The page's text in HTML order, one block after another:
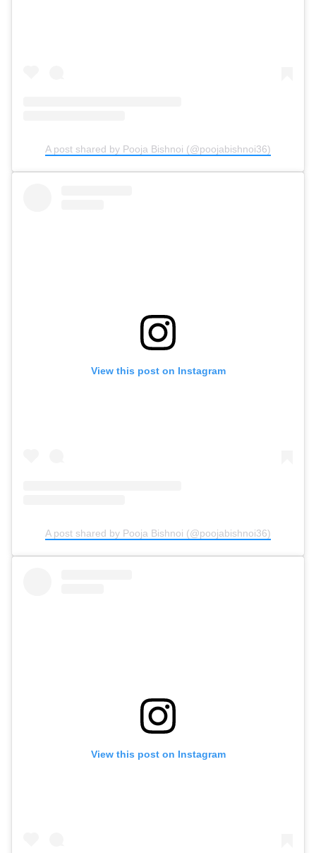
A post shared by Pooja Bishnoi (@poojabishnoi36)
View this post on Instagram
A post shared by Pooja Bishnoi (@poojabishnoi36)
View this post on Instagram